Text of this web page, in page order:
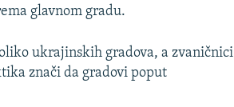
glavnom gradu.
ukrajinskih gradova, a zvaničnici
znači da gradovi poput